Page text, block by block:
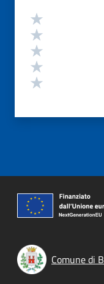
Valutazione
Comune di